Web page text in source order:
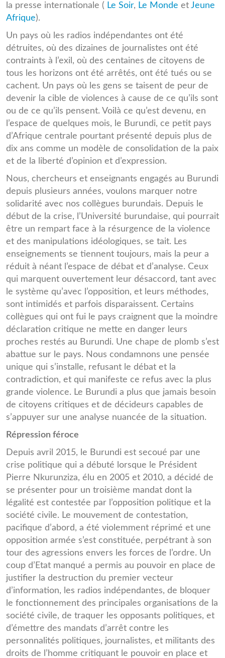
la presse internationale ( Le Soir, Le Monde et Jeune
Afrique).
Un pays où les radios indépendantes ont été
détruites, où des dizaines de journalistes ont été
contraints à l’exil, où des centaines de citoyens de
tous les horizons ont été arrêtés, ont été tués ou se
cachent. Un pays où les gens se taisent de peur de
devenir la cible de violences à cause de ce qu’ils sont
ou de ce qu’ils pensent. Voilà ce qu’est devenu, en
l’espace de quelques mois, le Burundi, ce petit pays
d’Afrique centrale pourtant présenté depuis plus de
dix ans comme un modèle de consolidation de la paix
et de la liberté d’opinion et d’expression.
Nous, chercheurs et enseignants engagés au Burundi
depuis plusieurs années, voulons marquer notre
solidarité avec nos collègues burundais. Depuis le
début de la crise, l’Université burundaise, qui pourrait
être un rempart face à la résurgence de la violence
et des manipulations idéologiques, se tait. Les
enseignements se tiennent toujours, mais la peur a
réduit à néant l’espace de débat et d’analyse. Ceux
qui marquent ouvertement leur désaccord, tant avec
le système qu’avec l’opposition, et leurs méthodes,
sont intimidés et parfois disparaissent. Certains
collègues qui ont fui le pays craignent que la moindre
déclaration critique ne mette en danger leurs
proches restés au Burundi. Une chape de plomb s’est
abattue sur le pays. Nous condamnons une pensée
unique qui s’installe, refusant le débat et la
contradiction, et qui manifeste ce refus avec la plus
grande violence. Le Burundi a plus que jamais besoin
de citoyens critiques et de décideurs capables de
s’appuyer sur une analyse nuancée de la situation.
Répression féroce
Depuis avril 2015, le Burundi est secoué par une
crise politique qui a débuté lorsque le Président
Pierre Nkurunziza, élu en 2005 et 2010, a décidé de
se présenter pour un troisième mandat dont la
légalité est contestée par l’opposition politique et la
société civile. Le mouvement de contestation,
pacifique d’abord, a été violemment réprimé et une
opposition armée s’est constituée, perpétrant à son
tour des agressions envers les forces de l’ordre. Un
coup d’Etat manqué a permis au pouvoir en place de
justifier la destruction du premier vecteur
d’information, les radios indépendantes, de bloquer
le fonctionnement des principales organisations de la
société civile, de traquer les opposants politiques, et
d’émettre des mandats d’arrêt contre les
personnalités politiques, journalistes, et militants des
droits de l’homme critiquant le pouvoir en place et